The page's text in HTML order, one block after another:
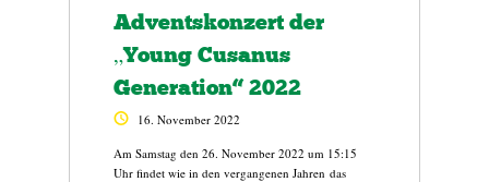
Adventskonzert der
„Young Cusanus
Generation“ 2022
16. November 2022
Am Samstag den 26. November 2022 um 15:15
Uhr findet wie in den vergangenen Jahren das